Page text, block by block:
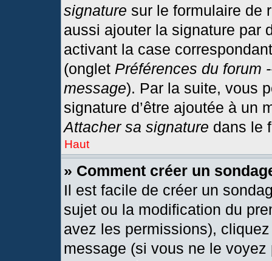
signature sur le formulaire de
aussi ajouter la signature par
activant la case
(onglet Préférences du forum
message). Par la suite, vous
signature d’être ajoutée à un
Attacher sa signature dans le
Haut
» Comment créer un
Il est facile de créer un
sujet ou la modification du
avez les permissions),
message (si vous ne le